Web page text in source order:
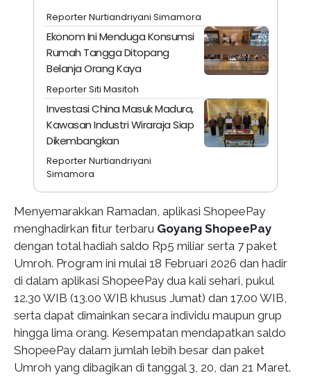
Reporter Nurtiandriyani Simamora
Ekonom Ini Menduga Konsumsi
Rumah Tangga Ditopang
Belanja Orang Kaya
Reporter Siti Masitoh
Investasi China Masuk Madura,
Kawasan Industri Wiraraja Siap
Dikembangkan
Reporter Nurtiandriyani
Simamora
Menyemarakkan Ramadan, aplikasi ShopeePay
menghadirkan ﬁtur terbaru Goyang ShopeePay
dengan total hadiah saldo Rp5 miliar serta 7 paket
Umroh. Program ini mulai 18 Februari 2026 dan hadir
di dalam aplikasi ShopeePay dua kali sehari, pukul
12.30 WIB (13.00 WIB khusus Jumat) dan 17.00 WIB,
serta dapat dimainkan secara individu maupun grup
hingga lima orang. Kesempatan mendapatkan saldo
ShopeePay dalam jumlah lebih besar dan paket
Umroh yang dibagikan di tanggal 3, 20, dan 21 Maret.